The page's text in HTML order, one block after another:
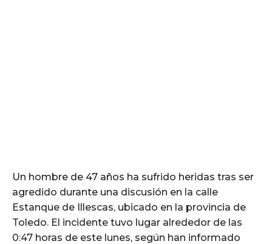
Un hombre de 47 años ha sufrido heridas tras ser
agredido durante una discusión en la calle
Estanque de Illescas, ubicado en la provincia de
Toledo. El incidente tuvo lugar alrededor de las
0:47 horas de este lunes, según han informado